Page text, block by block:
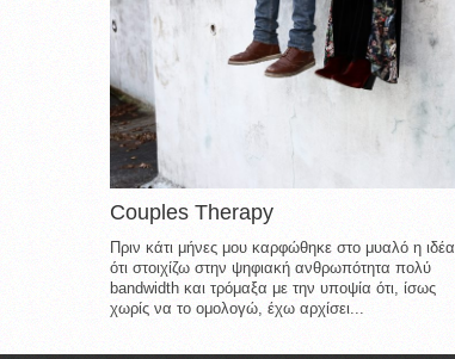
Couples Therapy
Πριν κάτι μήνες μου καρφώθηκε στο μυαλό η ιδέα
ότι στοιχίζω στην ψηφιακή ανθρωπότητα πολύ
bandwidth και τρόμαξα με την υποψία ότι, ίσως
χωρίς να το ομολογώ, έχω αρχίσει...